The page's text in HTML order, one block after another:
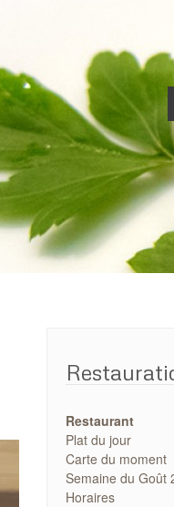
Restaurant
Plat du jour
Carte du moment
Semaine du Goût
Horaires